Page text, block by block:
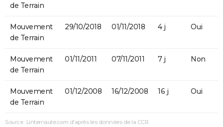
de Terrain
Mouvement
de Terrain
29/10/2018 01/11/2018 4 j Oui
Mouvement
de Terrain
01/11/2011 07/11/2011 7 j Non
Mouvement
de Terrain
01/12/2008 16/12/2008 16 j Oui
Source : Linternaute.com d'après les données de la CCR